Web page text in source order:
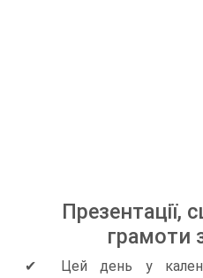
Презентації,
грамоти
✔ Цей день у